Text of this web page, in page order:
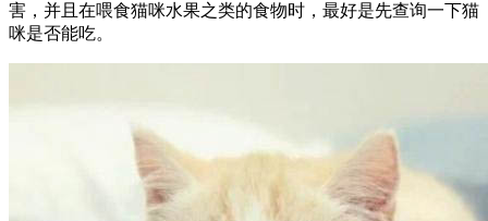
害，并且在喂食猫咪水果之类的食物时，最好是先查询一下猫
咪是否能吃。